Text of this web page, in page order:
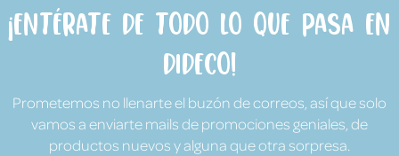
¡Entérate de todo lo que pasa en
Dideco!
Prometemos no llenarte el buzón de correos, así que solo
vamos a enviarte mails de promociones geniales, de
productos nuevos y alguna que otra sorpresa.